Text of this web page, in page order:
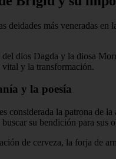
más veneradas
dios Dagda y la diosa
y la transformación.
y la poesía
considerada la patrona de la
su bendición para sus
de cerveza, la forja de